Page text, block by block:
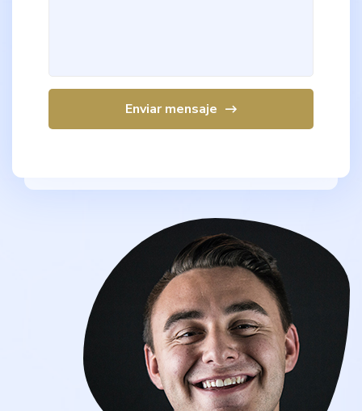
Enviar mensaje